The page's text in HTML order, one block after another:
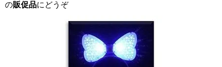
の販促品にどうぞ